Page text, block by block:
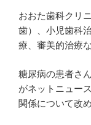
3DCG
ア
ニ
メ”
の
おおた歯科クリ
歯）、小児歯科
療、審美的治療
糖尿病の患者さ
がネットニュー
関係について改